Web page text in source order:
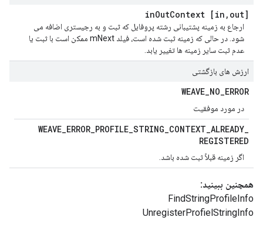
[in
, out] in
OutContext
ارجاع به زمینه پشتیبانی رشته پروفایل که ثبت و به رجیستری اضافه می
شود. در حالی که زمینه ثبت شده است، فیلد mNext ممکن است با ثبت یا
عدم ثبت سایر زمینه ها تغییر یابد.
ارزش های بازگشتی
WEAVE_NO_ERROR
در مورد موفقیت
WEAVE_ERROR_PROFILE_STRING_CONTEXT_ALREADY_
REGISTERED
اگر زمینه قبلاً ثبت شده باشد.
همچنین ببینید:
FindStringProfileInfo
UnregisterProfielStringInfo